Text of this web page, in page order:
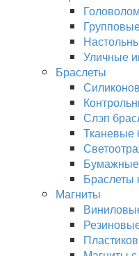
Уличные
Браслеты
Слэп
Тканевые
Браслеты
Магниты